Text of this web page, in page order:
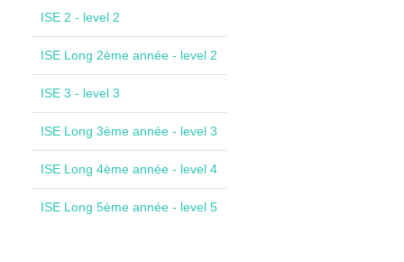
ISE 2 - level 2
ISE Long 2ème année - level 2
ISE 3 - level 3
ISE Long 3ème année - level 3
ISE Long 4ème année - level 4
ISE Long 5ème année - level 5